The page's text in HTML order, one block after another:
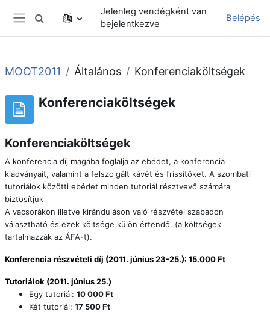
Tovább a fő tartalomhoz
Oldalpanel
Keresési bemeneti adatok váltása
Jelenleg vendégként van
bejelentkezve
Belépés
MOOT2011 Általános Konferenciaköltségek
Konferenciaköltségek
Konferenciaköltségek
A konferencia díj magába foglalja az ebédet, a konferencia
kiadványait, valamint a felszolgált kávét és frissítőket. A szombati
tutoriálok közötti ebédet minden tutoriál résztvevő számára
biztosítjuk
A vacsorákon illetve kiránduláson való részvétel szabadon
választható és ezek költsége külön értendő. (a költségek
tartalmazzák az ÁFA-t).
Konferencia részvételi díj (2011. június 23-25.): 15.000 Ft
Tutoriálok (2011. június 25.)
Egy tutoriál: 10 000 Ft
Két tutoriál: 17 500 Ft